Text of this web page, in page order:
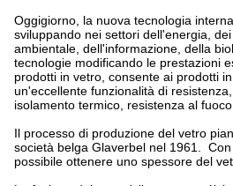
Oggigiorno, la nuova tecnologia
sviluppando nei settori dell'energia,
ambientale, dell'informazione, della
tecnologie modificando le prestazioni
prodotti in vetro, consente ai prodotti
un'eccellente funzionalità di
isolamento termico, resistenza al
Il processo di produzione del vetro
società belga Glaverbel nel 1961.
possibile ottenere uno spessore del